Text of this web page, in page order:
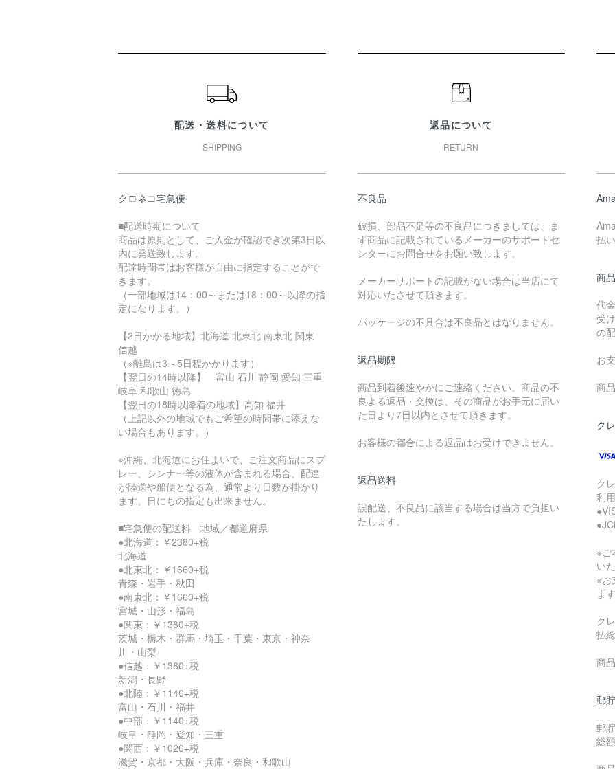
配送・送料について
SHIPPING
クロネコ宅急便
■配送時期について
商品は原則として、ご入金が確認でき次第3日以
内に発送致します。
配達時間帯はお客様が自由に指定することがで
きます。
（一部地域は14：00～または18：00～以降の指
定になります。）
【2日かかる地域】北海道 北東北 南東北 関東
信越
（※離島は3～5日程かかります）
【翌日の14時以降】 富山 石川 静岡 愛知 三重
岐阜 和歌山 徳島
【翌日の18時以降着の地域】高知 福井
（上記以外の地域でもご希望の時間帯に添えな
い場合もあります。）
※沖縄、北海道にお住まいで、ご注文商品にスプ
レー、シンナー等の液体が含まれる場合、配達
が陸送や船便となる為、通常より日数が掛かり
ます。日にちの指定も出来ません。
■宅急便の配送料 地域／都道府県
●北海道：￥2380+税
北海道
●北東北：￥1660+税
青森・岩手・秋田
●南東北：￥1660+税
宮城・山形・福島
●関東：￥1380+税
茨城・栃木・群馬・埼玉・千葉・東京・神奈
川・山梨
●信越：￥1380+税
新潟・長野
●北陸：￥1140+税
富山・石川・福井
●中部：￥1140+税
岐阜・静岡・愛知・三重
●関西：￥1020+税
滋賀・京都・大阪・兵庫・奈良・和歌山
返品について
RETURN
不良品
破損、部品不足等の不良品につきましては、ま
ず商品に記載されているメーカーのサポートセ
ンターにお問合せをお願い致します。
メーカーサポートの記載がない場合は当店にて
対応いたさせて頂きます。
パッケージの不具合は不良品とはなりません。
返品期限
商品到着後速やかにご連絡ください。商品の不
良よる返品・交換は、その商品がお手元に届い
た日より7日以内とさせて頂きます。
お客様の都合による返品はお受けできません。
返品送料
誤配送、不良品に該当する場合は当方で負担い
たします。
払
商
代
受
の
お
商
ク
ク
利
※ご
い
※お
ます
ク
払
商
郵
郵
総